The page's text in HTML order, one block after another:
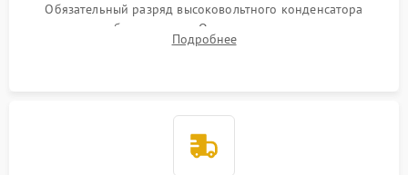
Обязательный разряд высоковольтного конденсатора
вспышки для безопасности. Очистка внутренних узлов от
пыли, песка и следов влаги с помощью спецсредств.
Подробнее